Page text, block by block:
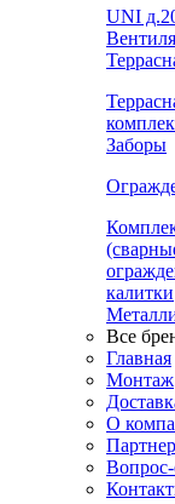
UNI
Заборы
калитки
Все
Главная
Монтаж
О
Вопрос-